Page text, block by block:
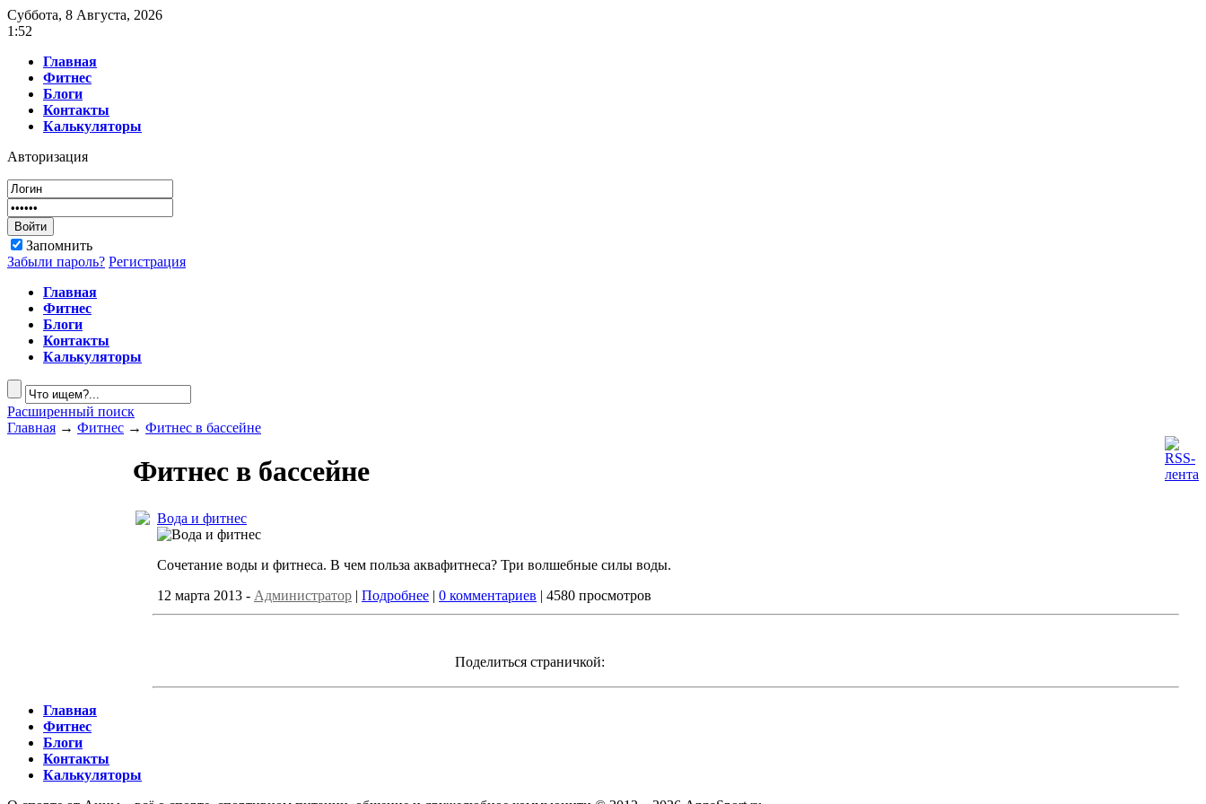
Суббота, 8 Августа, 2026
1:52
Главная
Фитнес
Блоги
Контакты
Калькуляторы
Авторизация
Запомнить
Забыли пароль? Регистрация
Главная
Фитнес
Блоги
Контакты
Калькуляторы
Расширенный поиск
Главная → Фитнес → Фитнес в бассейне
Фитнес в бассейне
Вода и фитнес
Сочетание воды и фитнеса. В чем польза аквафитнеса? Три волшебные силы воды.
12 марта 2013 - Администратор | Подробнее | 0 комментариев | 4580 просмотров
Поделиться страничкой:
Главная
Фитнес
Блоги
Контакты
Калькуляторы